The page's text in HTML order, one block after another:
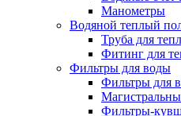
Манометры
Водяной теплый
Труба для
Фитинг для
Фильтры для воды
Фильтры для
Фильтры-